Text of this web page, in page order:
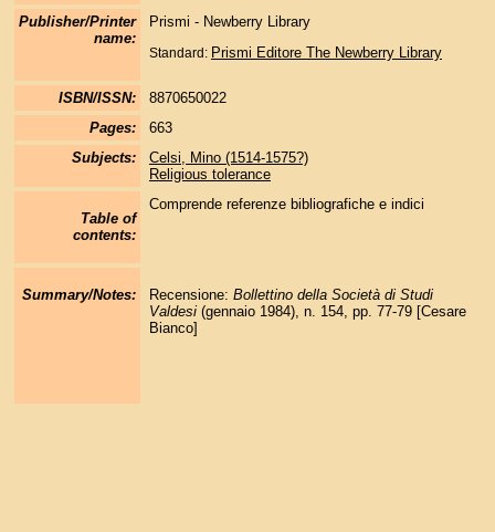
Publisher/Printer
name:
Prismi - Newberry Library
Standard: Prismi Editore The Newberry Library
ISBN/ISSN:
8870650022
Pages:
663
Subjects:
Celsi, Mino (1514-1575?)
Religious tolerance
Table of
contents:
Comprende referenze bibliografiche e indici
Summary/Notes: Recensione: Bollettino della Società di Studi
Valdesi (gennaio 1984), n. 154, pp. 77-79 [Cesare
Bianco]